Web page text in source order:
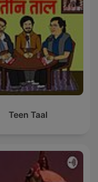
Teen Taal